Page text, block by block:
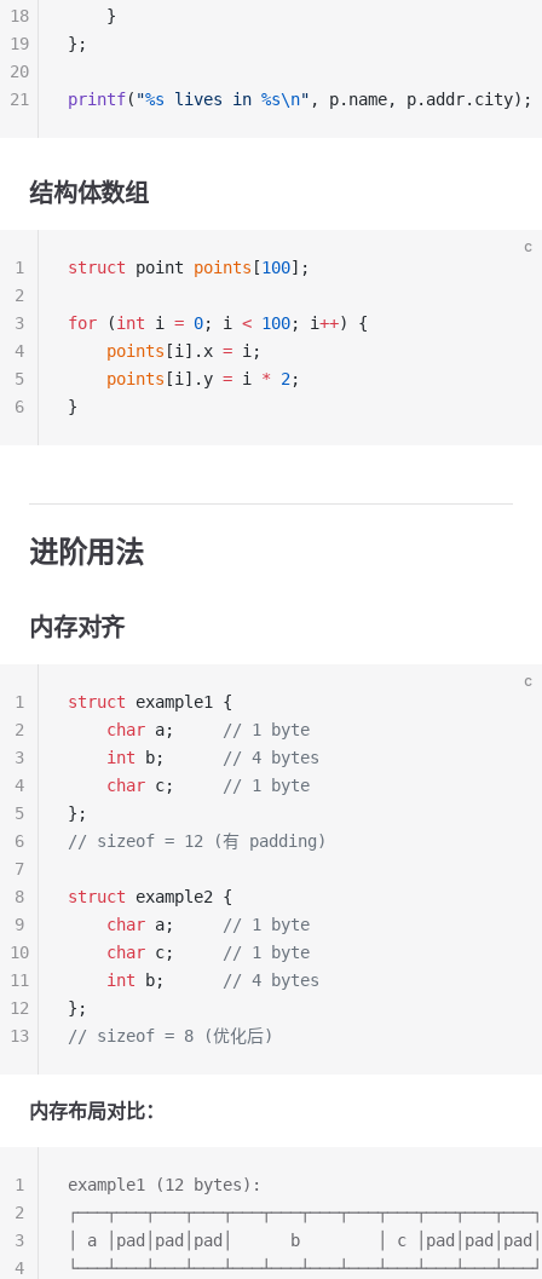
    }
};
printf( "%s lives in %s\n" , p.name, p.addr.city);
18
19
20
21
结构体数组
c
struct point points [100];
for (int i = 0; i < 100; i++) {
    points
[i].x = i;
    points
[i].y = i * 2;
}
1
2
3
4
5
6
进阶用法
内存对齐
c
struct example1 {
    char
a;
     // 1 byte
    int
b;
      // 4 bytes
    char
c;
     // 1 byte
};
// sizeof = 12 (有 padding)
struct example2 {
    char
a;
     // 1 byte
    char
c;
     // 1 byte
    int
b;
      // 4 bytes
};
// sizeof = 8 (优化后)
1
2
3
4
5
6
7
8
9
10
11
12
13
内存布局对比：
example1 (12 bytes):
┌───┬───┬───┬───┬───┬───┬───┬───┬───┬───┬───┬───┐
│ a │pad│pad│pad│      b        │ c │pad│pad│pad│
└───┴───┴───┴───┴───┴───┴───┴───┴───┴───┴───┴───┘
1
2
3
4